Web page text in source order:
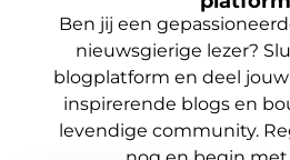
Ben jij een
nieuwsgierige lezer?
blogplatform en deel
inspirerende blogs en
levendige community.